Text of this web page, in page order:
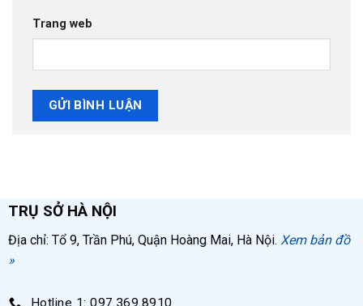
Trang web
TRỤ SỞ HÀ NỘI
Địa chỉ: Tổ 9, Trần Phú, Quận Hoàng Mai, Hà Nội. Xem bản đồ
»
Hotline 1: 097.369.8910